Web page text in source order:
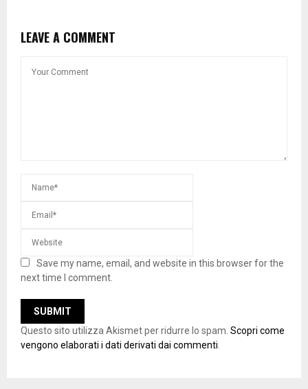
LEAVE A COMMENT
Save my name, email, and website in this browser for the
next time I comment.
Questo sito utilizza Akismet per ridurre lo spam. Scopri come
vengono elaborati i dati derivati dai commenti